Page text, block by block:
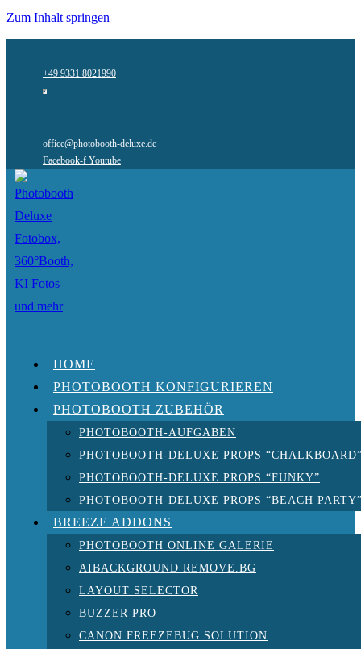
Zum Inhalt springen
+49 9331 8021990
office@photobooth-deluxe.de
Facebook-f Youtube
HOME
PHOTOBOOTH KONFIGURIEREN
PHOTOBOOTH ZUBEHÖR
PHOTOBOOTH-AUFGABEN
PHOTOBOOTH-DELUXE PROPS
PHOTOBOOTH-DELUXE PROPS “FUNKY”
PHOTOBOOTH-DELUXE PROPS “BEACH
BREEZE ADDONS
PHOTOBOOTH ONLINE GALERIE
AIBACKGROUND REMOVE.BG
LAYOUT SELECTOR
BUZZER PRO
CANON FREEZEBUG SOLUTION